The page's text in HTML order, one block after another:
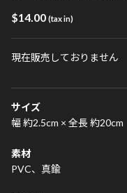
$‌14.00 (tax in)
現在販売しておりません
サイズ
幅 約2.5cm × 全長 約20cm
素材
PVC、真鍮